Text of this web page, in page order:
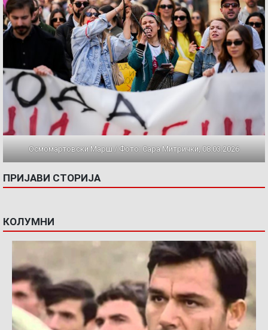
Осмомартовски Марш / Фото: Сара Митрички, 08.03.2026
ПРИЈАВИ СТОРИЈА
КОЛУМНИ